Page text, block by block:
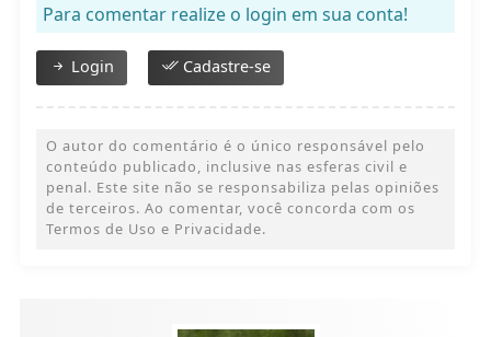
Para comentar realize o login em sua conta!
Login Cadastre-se
O autor do comentário é o único responsável pelo
conteúdo publicado, inclusive nas esferas civil e
penal. Este site não se responsabiliza pelas opiniões
de terceiros. Ao comentar, você concorda com os
Termos de Uso e Privacidade.